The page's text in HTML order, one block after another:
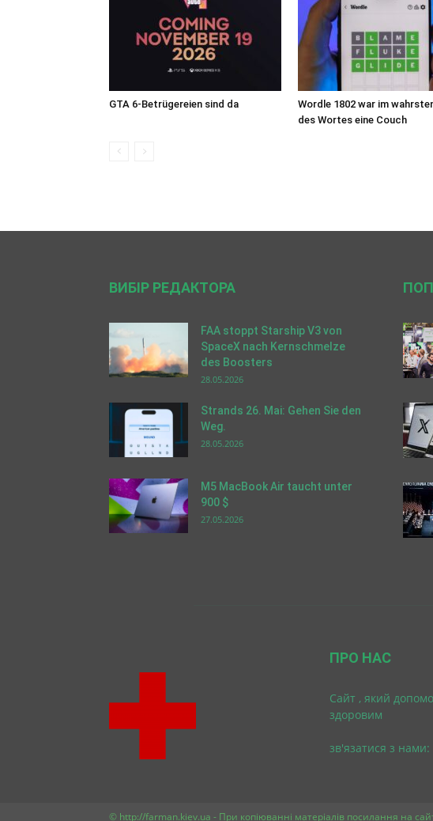
GTA 6-Betrügereien sind da
Wordle 1802 war im
des Wortes eine Couch
ВИБІР РЕДАКТОРА
FAA stoppt Starship V3 von
SpaceX nach Kernschmelze
des Boosters
28.05.2026
Strands 26. Mai: Gehen Sie den
Weg.
28.05.2026
M5 MacBook Air taucht unter
900 $
27.05.2026
ПРО НАС
Cайт , який
здоровим
зв'язатися з нами:
© http://farman.kiev.ua - При копіюванні матеріалів посилання на